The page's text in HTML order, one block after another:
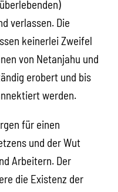
verlassen. Die
keinerlei Zweifel
von Netanjahu und
erobert und bis
werden.
für einen
und der Wut
Arbeitern. Der
die Existenz der